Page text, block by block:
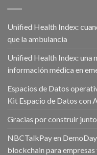
Unified Health Index:
que la ambulancia
Unified Health Index: una
información médica en
Espacios de Datos
Kit Espacio de Datos con
Gracias por construir
NBCTalkPay en
blockchain para